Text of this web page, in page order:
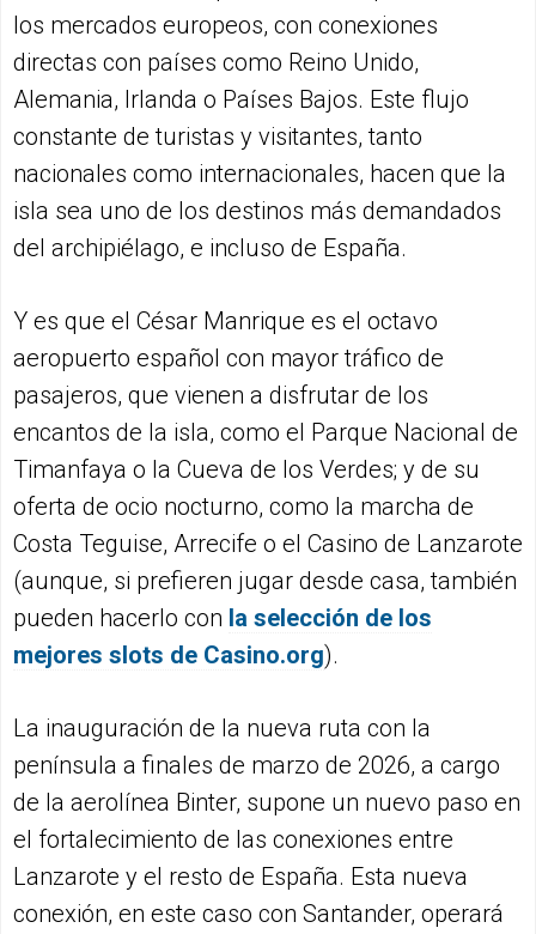
los mercados europeos, con conexiones
directas con países como Reino Unido,
Alemania, Irlanda o Países Bajos. Este flujo
constante de turistas y visitantes, tanto
nacionales como internacionales, hacen que la
isla sea uno de los destinos más demandados
del archipiélago, e incluso de España.
Y es que el César Manrique es el octavo
aeropuerto español con mayor tráfico de
pasajeros, que vienen a disfrutar de los
encantos de la isla, como el Parque Nacional de
Timanfaya o la Cueva de los Verdes; y de su
oferta de ocio nocturno, como la marcha de
Costa Teguise, Arrecife o el Casino de Lanzarote
(aunque, si prefieren jugar desde casa, también
pueden hacerlo con la selección de los
mejores slots de Casino.org).
La inauguración de la nueva ruta con la
península a finales de marzo de 2026, a cargo
de la aerolínea Binter, supone un nuevo paso en
el fortalecimiento de las conexiones entre
Lanzarote y el resto de España. Esta nueva
conexión, en este caso con Santander, operará